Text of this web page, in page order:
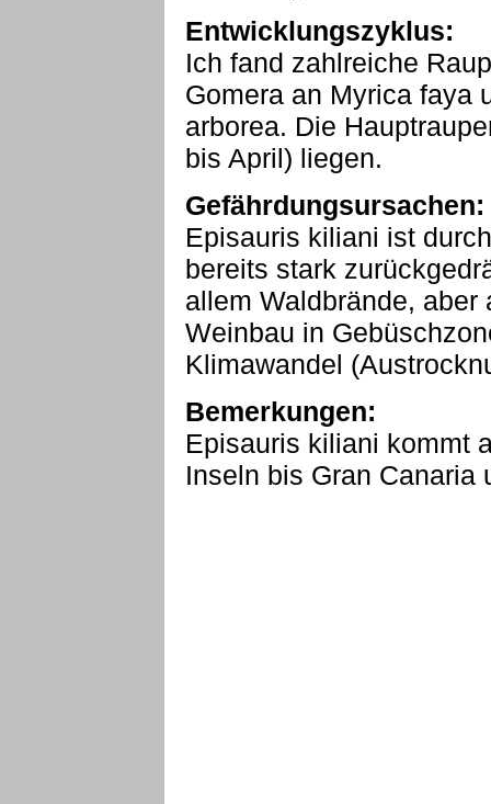
Entwicklungszyklus:
Ich fand zahlreiche
Gomera an Myrica faya
arborea. Die
bis April) liegen.
Gefährdungsursachen:
Episauris kiliani ist
bereits stark
allem Waldbrände,
Weinbau in
Klimawandel
Bemerkungen:
Episauris kiliani kommt
Inseln bis Gran Canaria